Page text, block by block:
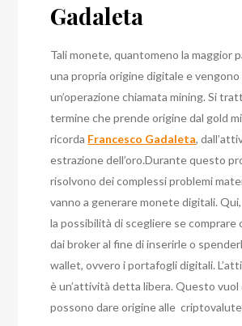
Gadaleta
Tali monete, quantomeno la maggior
una propria origine digitale e
un’operazione chiamata mining. Si
termine che prende origine dal gold
ricorda Francesco Gadaleta,
estrazione dell’oro.Durante questo
risolvono dei complessi problemi
vanno a generare monete digitali.
la possibilità di scegliere se
dai broker al fine di inserirle o
wallet, ovvero i portafogli digitali.
è un’attività detta libera. Questo
possono dare origine alle